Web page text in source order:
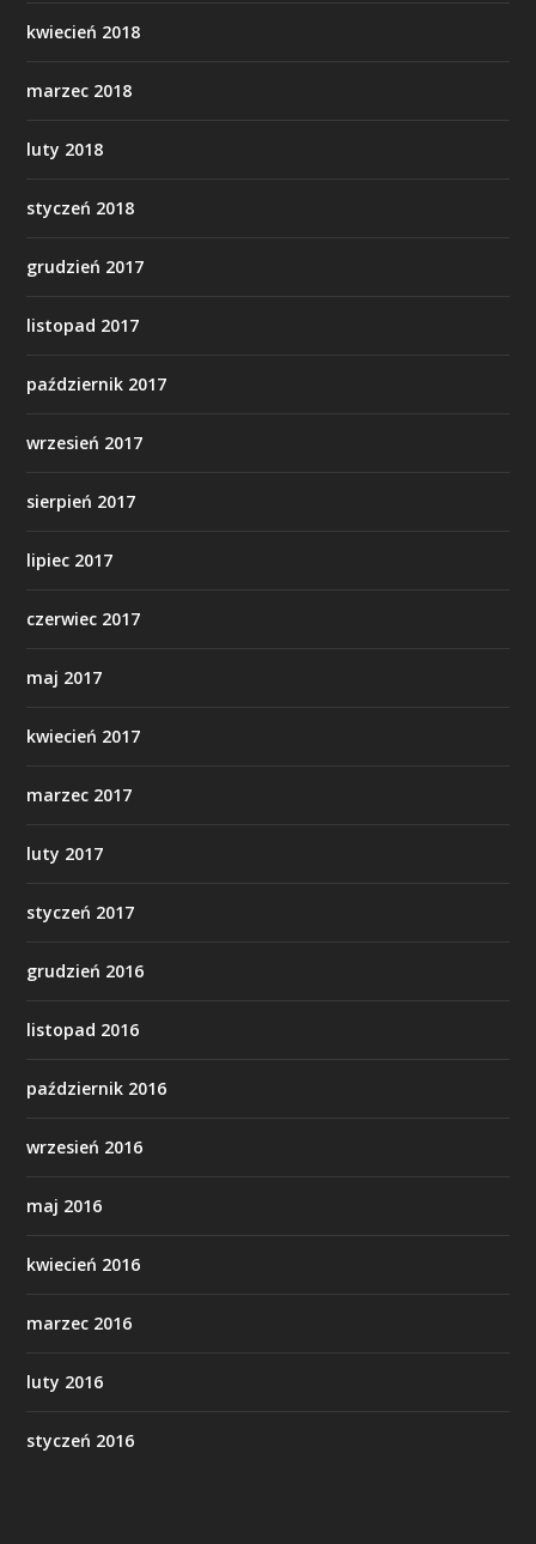
kwiecień 2018
marzec 2018
luty 2018
styczeń 2018
grudzień 2017
listopad 2017
październik 2017
wrzesień 2017
sierpień 2017
lipiec 2017
czerwiec 2017
maj 2017
kwiecień 2017
marzec 2017
luty 2017
styczeń 2017
grudzień 2016
listopad 2016
październik 2016
wrzesień 2016
maj 2016
kwiecień 2016
marzec 2016
luty 2016
styczeń 2016